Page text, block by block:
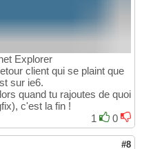
Explorer
client qui se plaint que
sur ie6.
quand tu rajoutes de quoi
c'est la fin !
1
0
#8